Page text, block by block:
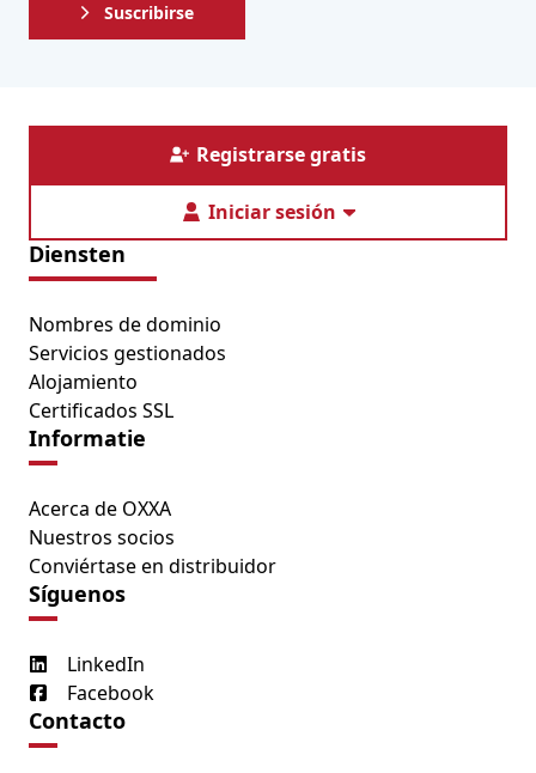
Suscribirse
Registrarse gratis
Iniciar sesión
Diensten
Nombres de dominio
Servicios gestionados
Alojamiento
Certificados SSL
Informatie
Acerca de OXXA
Nuestros socios
Conviértase en distribuidor
Síguenos
LinkedIn
Facebook
Contacto